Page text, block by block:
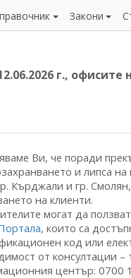
Закони
г.,
Ви, че поради
и липса
Кърджали и гр.
на клиенти.
могат да
, които са
код или
от консултации –
център: 0700